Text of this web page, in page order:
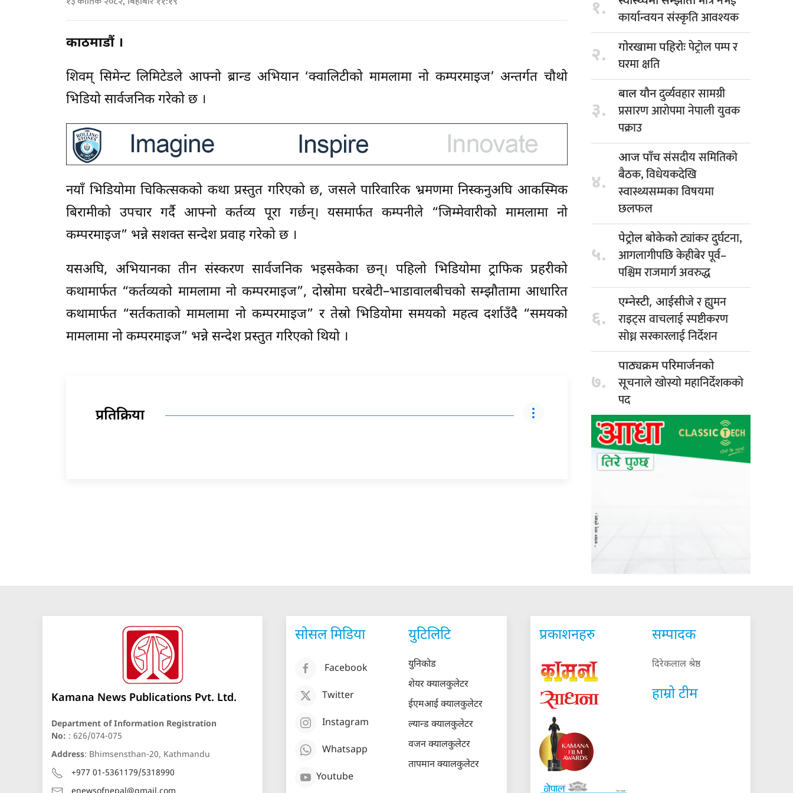
काठमाडौं ।
शिवम् सिमेन्ट लिमिटेडले आफ्नो ब्रान्ड अभियान ‘क्वालिटीको मामलामा नो कम्परमाइज’ अन्तर्गत चौथो
भिडियो सार्वजनिक गरेको छ ।
नयाँ भिडियोमा चिकित्सकको कथा प्रस्तुत गरिएको छ, जसले पारिवारिक भ्रमणमा निस्कनुअघि आकस्मिक
बिरामीको उपचार गर्दै आफ्नो कर्तव्य पूरा गर्छन्। यसमार्फत कम्पनीले “जिम्मेवारीको मामलामा नो
कम्परमाइज” भन्ने सशक्त सन्देश प्रवाह गरेको छ ।
यसअघि, अभियानका तीन संस्करण सार्वजनिक भइसकेका छन्। पहिलो भिडियोमा ट्राफिक प्रहरीको
कथामार्फत “कर्तव्यको मामलामा नो कम्परमाइज”, दोस्रोमा घरबेटी–भाडावालबीचको सम्झौतामा आधारित
कथामार्फत “सर्तकताको मामलामा नो कम्परमाइज” र तेस्रो भिडियोमा समयको महत्व दर्शाउँदै “समयको
मामलामा नो कम्परमाइज” भन्ने सन्देश प्रस्तुत गरिएको थियो ।
प्रतिक्रिया
१.
कार्यान्वयन संस्कृति आवश्यक
२. गोरखामा पहिरोःपेट्रोल पम्प र
घरमा क्षति
३.
बाल यौनदुर्व्यवहार सामग्री
प्रसारण आरोपमा नेपाली युवक
पक्राउ
४.
आज पाँचसंसदीय समितिको
बैठक, विधेयकदेखि
स्वास्थ्यसम्मका विषयमा
छलफल
५.
पेट्रोल बोकेकोट्यांकर दुर्घटना,
आगलागीपछि केहीबेर पूर्व–
पश्चिम राजमार्ग अवरुद्ध
६.
एम्नेस्टी, आईसीजेर ह्युमन
राइट्स वाचलाई स्पष्टीकरण
सोध्न सरकारलाई निर्देशन
७.
पाठ्यक्रम परिमार्जनको
सूचनाले खोस्यो महानिर्देशकको
पद
Kamana News Publications Pvt. Ltd.
Department of Information Registration
No: : 626/074-075
Address: Bhimsensthan-20, Kathmandu
+977 01-5361179/5318990
सोसल मिडिया
Facebook
Twitter
Instagram
Whatsapp
Youtube
युटिलिटि
युनिकोड
शेयर क्यालकुलेटर
ईएमआई क्यालकुलेटर
ल्यान्ड क्यालकुलेटर
वजन क्यालकुलेटर
तापमान क्यालकुलेटर
प्रकाशनहरु सम्पादक
दिरेकलाल श्रेष्ठ
हाम्रो टीम